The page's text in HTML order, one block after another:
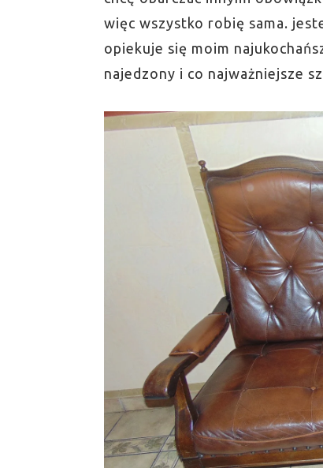
więc wszystko robię sama.
opiekuje się moim
najedzony i co najważniejsze